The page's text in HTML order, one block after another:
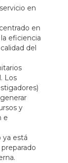
en
en
eficiencia
del
Los
y
e
ya está